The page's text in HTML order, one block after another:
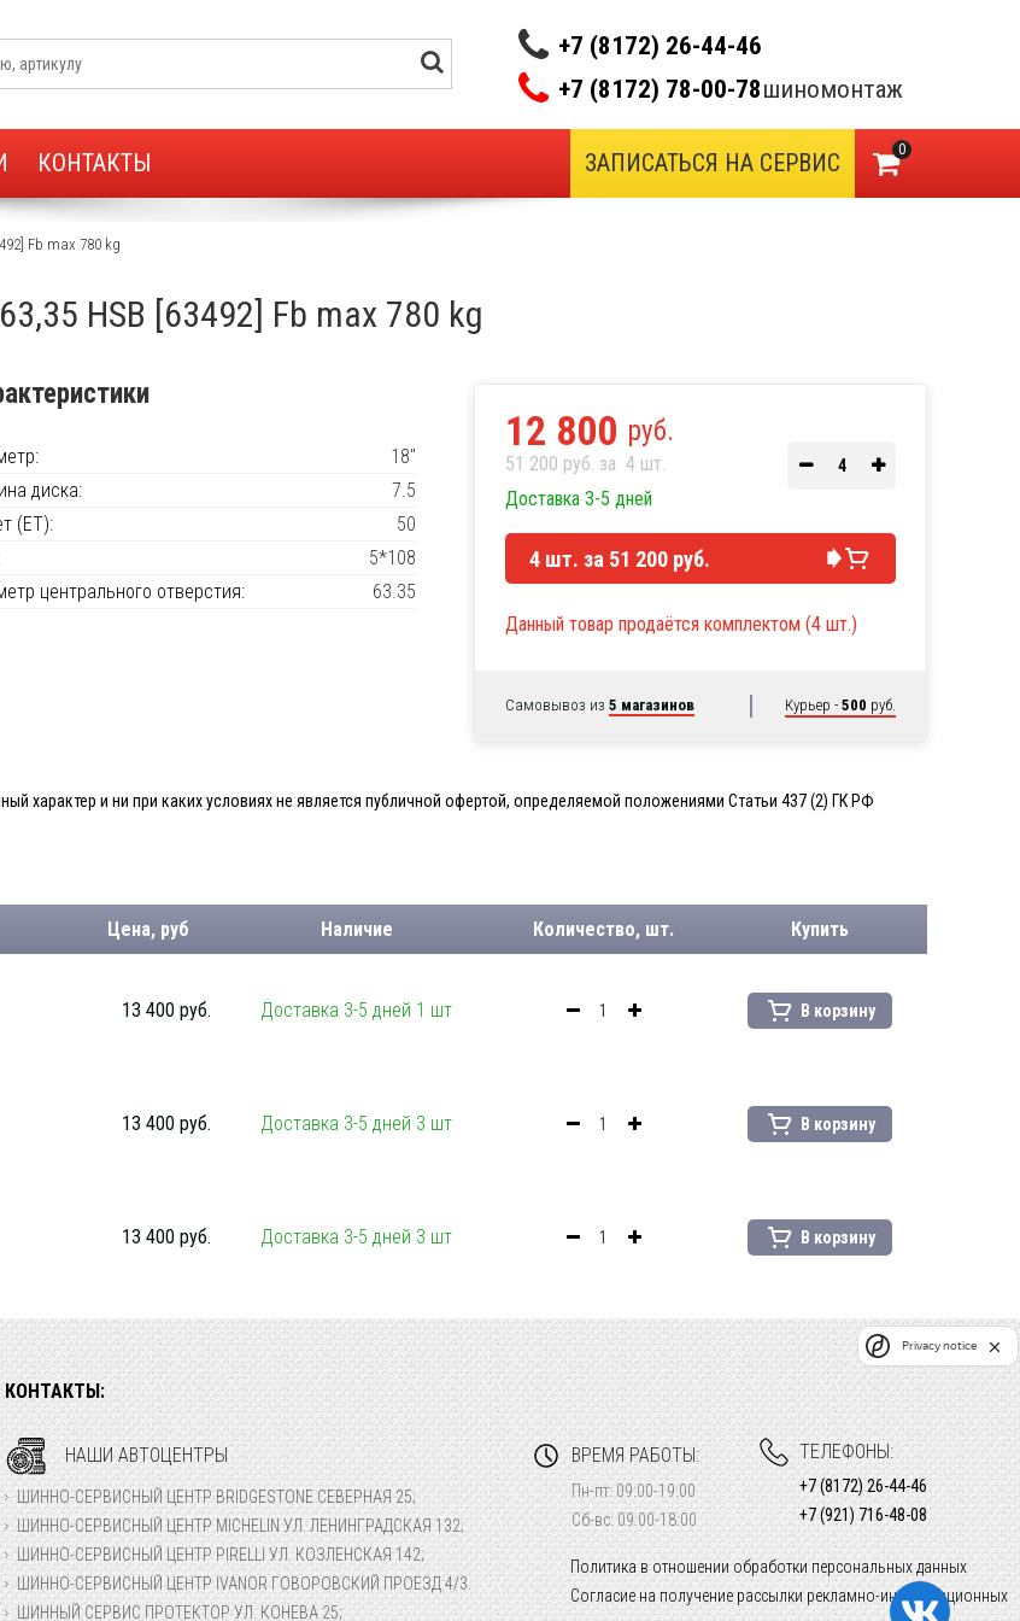
+7 (8172) 26-44-46
+7 (8172) 78-00-78шиномонтаж
КОНТАКТЫ 0
ЗАПИСАТЬСЯ НА СЕРВИС
Fb max 780 kg
HSB [63492] Fb max 780 kg
18"
диска:
7.5
(ET):
50
5*108
центрального отверстия:
63.35
12 800 руб.
51 200 руб. за 4 шт.
Доставка 3-5 дней
4 шт. за 51 200 руб.
Данный товар продаётся комплектом (4 шт.)
Самовывоз из 5 магазинов Курьер - 500 руб.
характер и ни при каких условиях не является публичной офертой, определяемой положениями Статьи 437 (2) ГК РФ
Цена, руб Наличие Количество, шт. Купить
13 400 руб. Доставка 3-5 дней 1 шт В корзину
13 400 руб. Доставка 3-5 дней 3 шт В корзину
13 400 руб. Доставка 3-5 дней 3 шт В корзину
КОНТАКТЫ:
НАШИ АВТОЦЕНТРЫ
ШИННО-СЕРВИСНЫЙ ЦЕНТР BRIDGESTONE СЕВЕРНАЯ 25;
ШИННО-СЕРВИСНЫЙ ЦЕНТР MICHELIN УЛ. ЛЕНИНГРАДСКАЯ 132;
ШИННО-СЕРВИСНЫЙ ЦЕНТР PIRELLI УЛ. КОЗЛЕНСКАЯ 142;
ШИННО-СЕРВИСНЫЙ ЦЕНТР IVANOR ГОВОРОВСКИЙ ПРОЕЗД 4/3.
ШИННЫЙ СЕРВИС ПРОТЕКТОР УЛ. КОНЕВА 25;
ВРЕМЯ РАБОТЫ:
Пн-пт: 09:00-19:00
Сб-вс: 09:00-18:00
Политика в отношении обработки персональных данных
Согласие на получение рассылки рекламно-информационных
ТЕЛЕФОНЫ:
+7 (8172) 26-44-46
+7 (921) 716-48-08
Privacy notice